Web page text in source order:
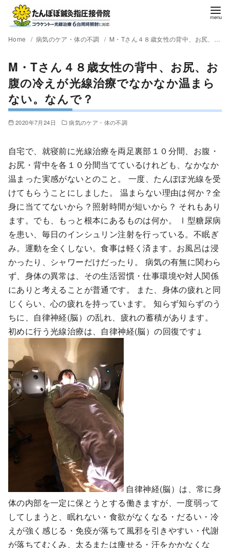
Home 病気のケア・体の不調 M・Tさん４８歳女性の背中、お尻、お腹の冷えが光線治療でなかなか温まらない。なんで？
M・Tさん４８歳女性の背中、お尻、お
腹の冷えが光線治療でなかなか温まら
ない。なんで？
2020年7月24日 病気のケア・体の不調
自宅で、就寝前に光線治療を両足裏部１０分間、お腹・
お尻・背中を各１０分間当てているけれども、なかなか
温まった実感がないとのこと。 一度、たんぽぽ光線を受
けてもらうことにしました。 温まらない理由は何か？全
身に当ててないから？照射時間が短いから？ それもあり
ます。でも、もっと根本にあるものは何か。 Ⅰ型糖尿病
を患い、毎日のインシュリン注射を行っている。不眠ぎ
み。運動を全くしない。食事は軽く済ます。お風呂は浸
かったり、シャワーだけだったり。 病気の有無に関わら
ず、身体の異常は、その生活習慣・仕事環境や対人関係
にありと考えることが普通です。 また、身体の疲れと同
じくらい、心の疲れを持っています。 知らず知らずのう
ちに、自律神経(脳）の乱れ、疲れの蓄積があります。
初めに行う光線治療は、自律神経(脳）の回復です↓
自律神経(脳）は、常に身
体の内部を一定に保とうとする働きますが、一度弱って
してしまうと、眠れない・食欲がなくなる・だるい・冷
えが強く感じる・免疫が落ちて風邪を引きやすい・代謝
が落ちてむくみ、太るまたは痩せる・汗をかかなくな